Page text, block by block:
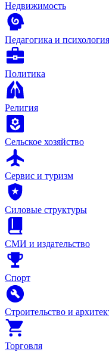
Недвижимость
Педагогика и психология
Политика
Религия
Сельское хозяйство
Сервис и туризм
Силовые структуры
СМИ и издательство
Спорт
Строительство и
Торговля